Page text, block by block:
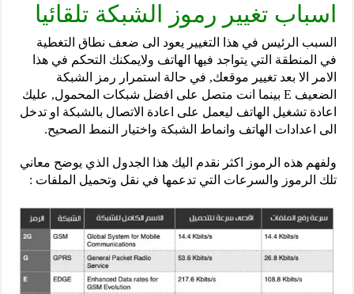
اسباب تغيير رموز الشبكة تلقائيا
السبب الرئيس في هذا التغيير يعود الى ضعف نطاق التغطية
في المنطقة التي يتواجد فيها الهاتف ولايمكنك التحكم في هذا
الامر الا بعد تغيير موقعك, في حالة استمرار رمز الشبكة
الضعيف E بينما انت متصل على افضل شبكات المحمول, عليك
اعادة تشغيل الهاتف ليعمل على اعادة الاتصال بالشبكة او تدخل
الى اعدادات الهاتف وانماط الشبكة واختيار النمط الصحيح.
ولفهم هذه الرموز اكثر نقدم اليك هذا الجدول الذي يوضح معاني
تلك الرموز والسرعات التي تدعمها في نقل وتحميل الملفات :